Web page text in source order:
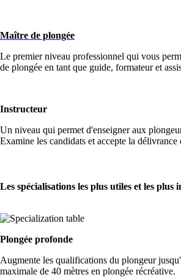
Maître de plongée
Le premier niveau professionnel qui vous
de plongée en tant que guide, formateur et
Instructeur
Un niveau qui permet d'enseigner aux
Examine les candidats et accepte la délivrance
Les spécialisations les plus utiles et les plus
Plongée profonde
Augmente les qualifications du plongeur
maximale de 40 mètres en plongée récréative.